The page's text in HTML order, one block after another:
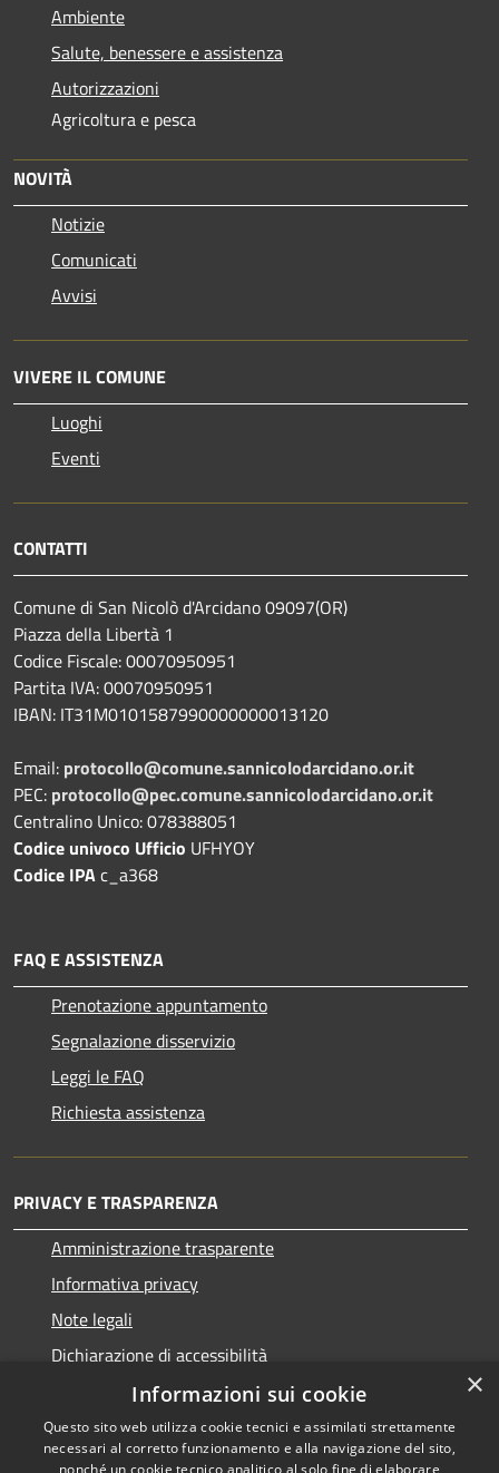
Ambiente
Salute, benessere e assistenza
Autorizzazioni
Agricoltura e pesca
NOVITÀ
Notizie
Comunicati
Avvisi
VIVERE IL COMUNE
Luoghi
Eventi
CONTATTI
Comune di San Nicolò d'Arcidano 09097(OR)
Piazza della Libertà 1
Codice Fiscale: 00070950951
Partita IVA: 00070950951
IBAN: IT31M0101587990000000013120
Email: protocollo@comune.sannicolodarcidano.or.it
PEC: protocollo@pec.comune.sannicolodarcidano.or.it
Centralino Unico: 078388051
Codice univoco Ufficio UFHYOY
Codice IPAc_a368
FAQ E ASSISTENZA
Prenotazione appuntamento
Segnalazione disservizio
Leggi le FAQ
Richiesta assistenza
PRIVACY E TRASPARENZA
Amministrazione trasparente
Informativa privacy
Note legali
Dichiarazione di accessibilità
Copyright © 2026 • Comune di
×
Informazioni sui cookie
Questo sito web utilizza cookie tecnici e assimilati strettamente
necessari al corretto funzionamento e alla navigazione del sito,
nonché un cookie tecnico analitico al solo fine di elaborare